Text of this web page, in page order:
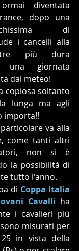
diventata
dopo una
di
i cancelli alla
più dura
una giornata
dal meteo!
copiosa soltanto
lunga ma agli
importa!!
va alla
come tanti altri
non si è
la possibilità di
tutto l'anno.
di Coppa Italia
Cavalli ha
i cavalieri più
misurati per
in vista della